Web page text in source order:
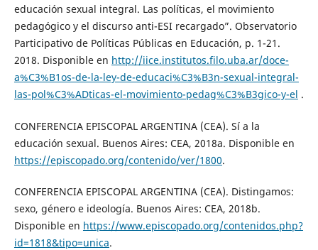
educación sexual integral. Las políticas, el movimiento
pedagógico y el discurso anti-ESI recargado”. Observatorio
Participativo de Políticas Públicas en Educación, p. 1-21.
2018. Disponible en http://iice.institutos.filo.uba.ar/doce-
a%C3%B1os-de-la-ley-de-educaci%C3%B3n-sexual-integral-
las-pol%C3%ADticas-el-movimiento-pedag%C3%B3gico-y-el .
CONFERENCIA EPISCOPAL ARGENTINA (CEA). Sí a la
educación sexual. Buenos Aires: CEA, 2018a. Disponible en
https://episcopado.org/contenido/ver/1800.
CONFERENCIA EPISCOPAL ARGENTINA (CEA). Distingamos:
sexo, género e ideología. Buenos Aires: CEA, 2018b.
Disponible en https://www.episcopado.org/contenidos.php?
id=1818&tipo=unica.